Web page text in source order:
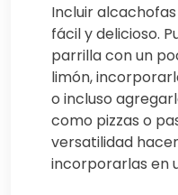
Incluir
fácil y delicioso.
parrilla con un
limón,
o incluso
como pizzas o
versatilidad
incorporarlas en